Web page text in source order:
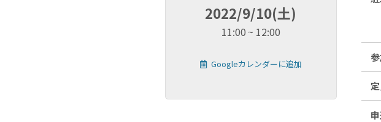
2022/9/10(土)
11:00 12:00
Googleカレンダーに追加